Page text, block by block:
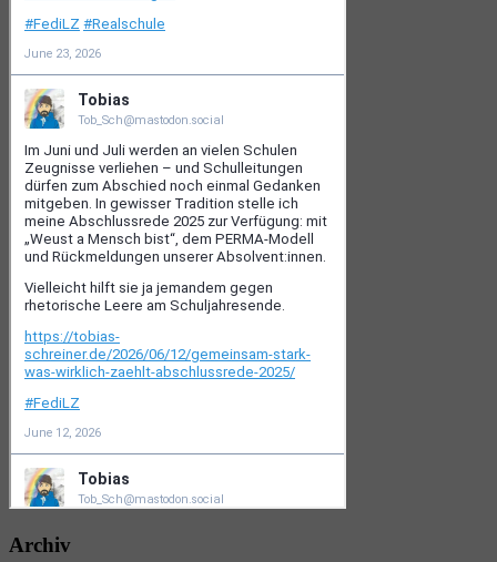
Archiv